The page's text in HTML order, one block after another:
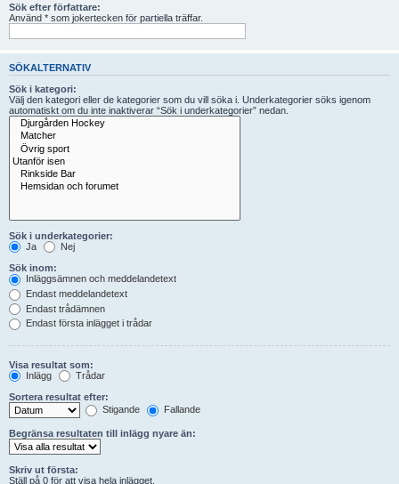
Sök efter författare:
Använd * som jokertecken för partiella träffar.
SÖKALTERNATIV
Sök i kategori:
Välj den kategori eller de kategorier som du vill söka i. Underkategorier söks igenom
automatiskt om du inte inaktiverar “Sök i underkategorier” nedan.
Sök i underkategorier:
Ja
Nej
Sök inom:
Inläggsämnen och meddelandetext
Endast meddelandetext
Endast trådämnen
Endast första inlägget i trådar
Visa resultat som:
Inlägg
Trådar
Sortera resultat efter:
Stigande
Fallande
Begränsa resultaten till inlägg nyare än:
Skriv ut första:
Ställ på 0 för att visa hela inlägget.